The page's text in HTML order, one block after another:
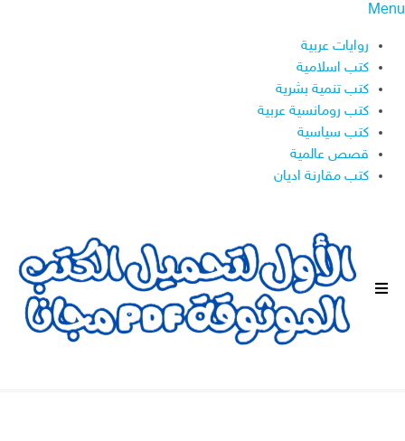
Menu
روايات عربية
كتب اسلامية
كتب تنمية بشرية
كتب رومانسية عربية
كتب سياسية
قصص عالمية
كتب مقارنة اديان
ا